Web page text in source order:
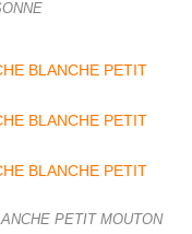
PETIT MOUTON